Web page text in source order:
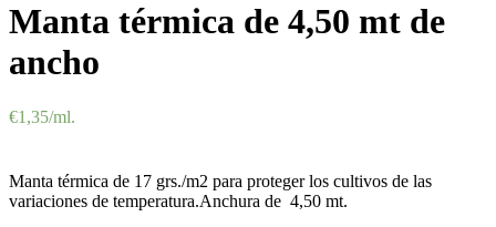
Manta térmica de 4,50 mt de
ancho
€1,35/ml.
Manta térmica de 17 grs./m2 para proteger los cultivos de las
variaciones de temperatura.Anchura de 4,50 mt.